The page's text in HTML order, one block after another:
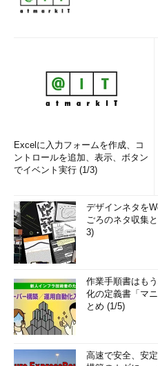
Excelに入力フォームを作成、コ
ントロールを追加、表示、ボタン
でイベント実行 (1/3)
デザインネタを
ごろのネタ収集
3)
作業手順書はも
化の定義書「マ
とめ (1/5)
高速で安全、安